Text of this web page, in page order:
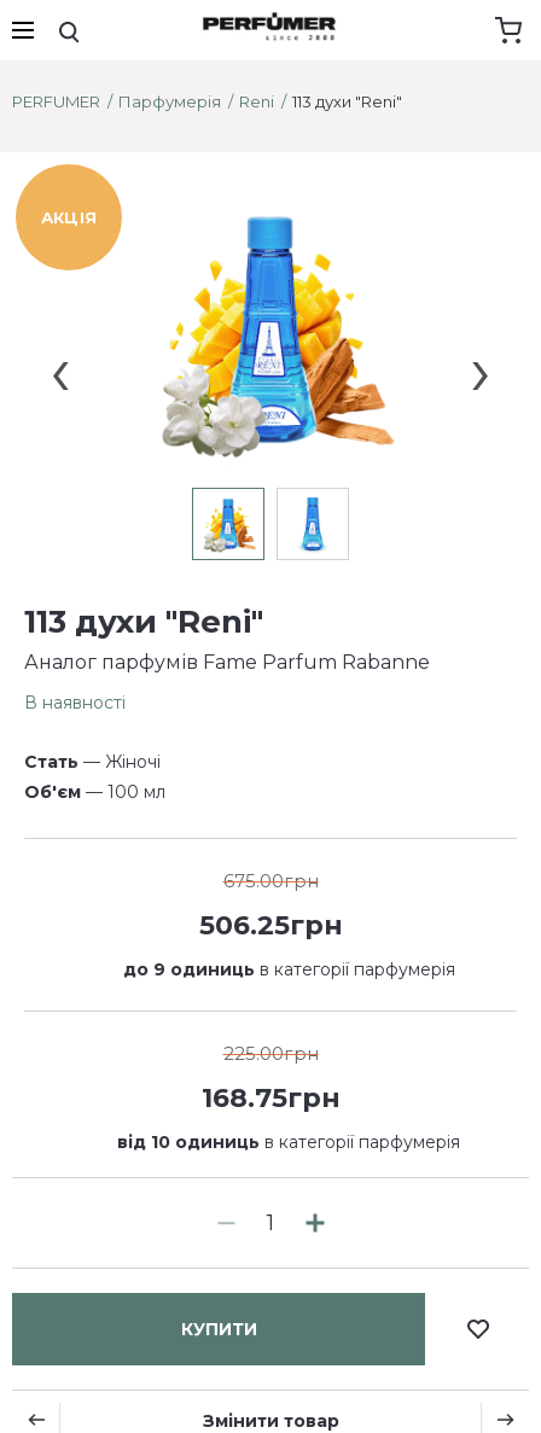
PERFUMER Парфумерія Reni 113 духи "Reni"
АКЦІЯ
113 духи "Reni"
Аналог парфумів Fame Parfum Rabanne
В наявності
Стать
— Жіночі
Об'єм
— 100 мл
675.00грн
506.25грн
до 9 одиниць в категорії парфумерія
225.00грн
168.75грн
від 10 одиниць в категорії парфумерія
КУПИТИ
Змінити товар